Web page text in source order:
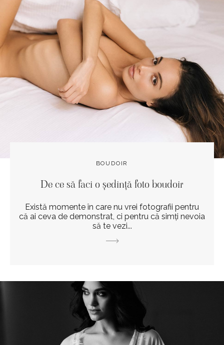
BOUDOIR
De ce să faci o ședință foto boudoir
Există momente în care nu vrei fotografii pentru
că ai ceva de demonstrat, ci pentru că simți nevoia
să te vezi...